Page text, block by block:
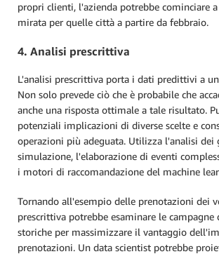
propri clienti, l'azienda potrebbe cominciare
mirata per quelle città a partire da febbraio.
4. Analisi prescrittiva
L'analisi prescrittiva porta i dati predittivi a
Non solo prevede ciò che è probabile che
anche una risposta ottimale a tale risultato.
potenziali implicazioni di diverse scelte e
operazioni più adeguata. Utilizza l'analisi dei
simulazione, l'elaborazione di eventi
i motori di raccomandazione del machine
Tornando all'esempio delle prenotazioni dei
prescrittiva potrebbe esaminare le campagne
storiche per massimizzare il vantaggio
prenotazioni. Un data scientist potrebbe